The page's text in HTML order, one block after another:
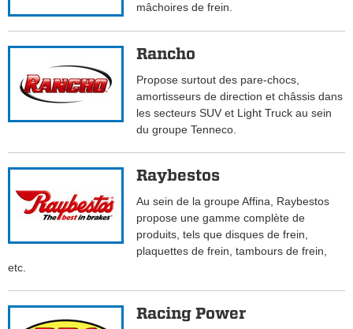
mâchoires de frein.
Rancho
Propose surtout des pare-chocs,
amortisseurs de direction et châssis dans
les secteurs SUV et Light Truck au sein
du groupe Tenneco.
Raybestos
Au sein de la groupe Affina, Raybestos
propose une gamme complète de
produits, tels que disques de frein,
plaquettes de frein, tambours de frein,
etc.
Racing Power